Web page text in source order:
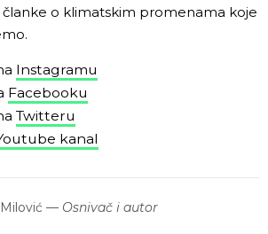
o klimatskim promenama koje
Instagramu
Facebooku
Twitteru
kanal
— Osnivač i autor